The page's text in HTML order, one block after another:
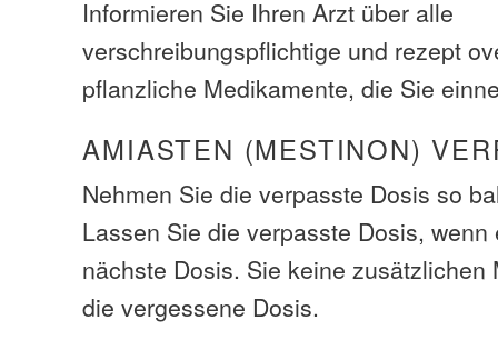
Informieren Sie Ihren Arzt über alle
verschreibungspflichtige und rezept
pflanzliche Medikamente, die Sie
AMIASTEN (MESTINON)
Nehmen Sie die verpasste Dosis so
Lassen Sie die verpasste Dosis,
nächste Dosis. Sie keine zusätzlichen
die vergessene Dosis.